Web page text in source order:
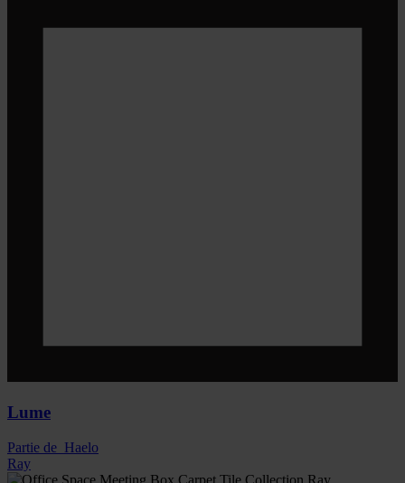
Lume
Partie de Haelo
Ray